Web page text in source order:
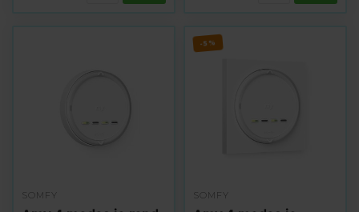
SOMFY
-5%
SOMFY